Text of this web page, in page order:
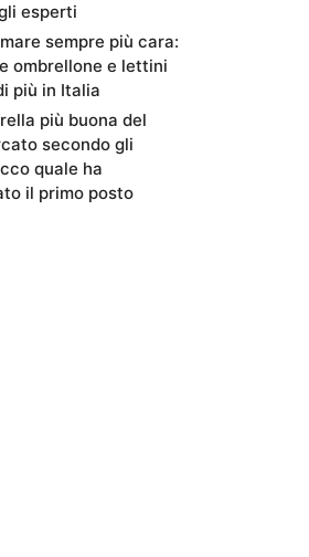
esperti
sempre più cara:
ombrellone e lettini
più in Italia
più buona del
secondo gli
quale ha
il primo posto